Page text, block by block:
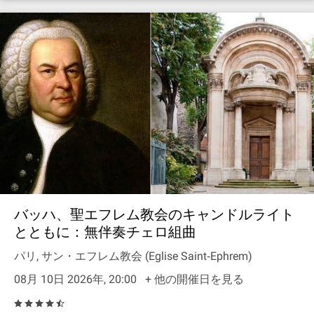
バッハ、聖エフレム教会のキャンドルライト
とともに：無伴奏チェロ組曲
パリ, サン・エフレム教会 (Eglise Saint‐Ephrem)
08月 10日 2026年, 20:00
+ 他の開催日を見る